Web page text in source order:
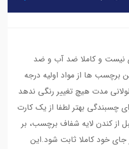
و کاملا ضد آب و ضد
برچسب ها از مواد اولیه درجه
مدت هیچ تغییر رنگی ندهد
چسبندگی بهتر لطفا از یک کارت
از کندن لایه شفاف برچسب، بر
خود کاملا ثابت شود.این